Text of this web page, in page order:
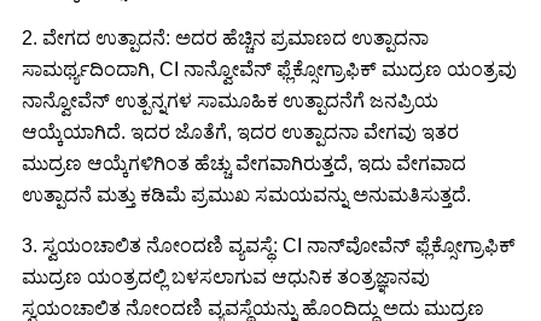
2. ವೇಗದ ಉತ್ಪಾದನೆ: ಅದರ ಹೆಚ್ಚಿನ ಪ್ರಮಾಣದ ಉತ್ಪಾದನಾ
ಸಾಮರ್ಥ್ಯದಿಂದಾಗಿ, CI ನಾನ್ವೋವೆನ್ ಫ್ಲೆಕ್ಸೋಗ್ರಾಫಿಕ್ ಮುದ್ರಣ ಯಂತ್ರವು
ನಾನ್ವೋವೆನ್ ಉತ್ಪನ್ನಗಳ ಸಾಮೂಹಿಕ ಉತ್ಪಾದನೆಗೆ ಜನಪ್ರಿಯ
ಆಯ್ಕೆಯಾಗಿದೆ. ಇದರ ಜೊತೆಗೆ, ಇದರ ಉತ್ಪಾದನಾ ವೇಗವು ಇತರ
ಮುದ್ರಣ ಆಯ್ಕೆಗಳಿಗಿಂತ ಹೆಚ್ಚು ವೇಗವಾಗಿರುತ್ತದೆ, ಇದು ವೇಗವಾದ
ಉತ್ಪಾದನೆ ಮತ್ತು ಕಡಿಮೆ ಪ್ರಮುಖ ಸಮಯವನ್ನು ಅನುಮತಿಸುತ್ತದೆ.
3. ಸ್ವಯಂಚಾಲಿತ ನೋಂದಣಿ ವ್ಯವಸ್ಥೆ: CI ನಾನ್‌ವೋವೆನ್ ಫ್ಲೆಕ್ಸೋಗ್ರಾಫಿಕ್
ಮುದ್ರಣ ಯಂತ್ರದಲ್ಲಿ ಬಳಸಲಾಗುವ ಆಧುನಿಕ ತಂತ್ರಜ್ಞಾನವು
ಸ್ವಯಂಚಾಲಿತ ನೋಂದಣಿ ವ್ಯವಸ್ಥೆಯನ್ನು ಹೊಂದಿದ್ದು ಅದು ಮುದ್ರಣ